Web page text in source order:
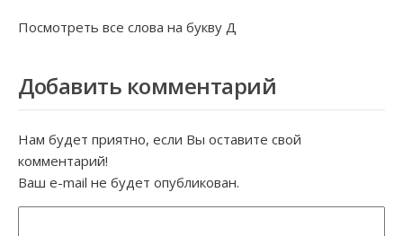
Посмотреть все слова на букву Д
Добавить комментарий
Нам будет приятно, если Вы оставите свой
комментарий!
Ваш e-mail не будет опубликован.